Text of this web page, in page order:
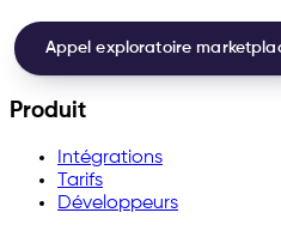
Appel exploratoire
Produit
Intégrations
Tarifs
Développeurs